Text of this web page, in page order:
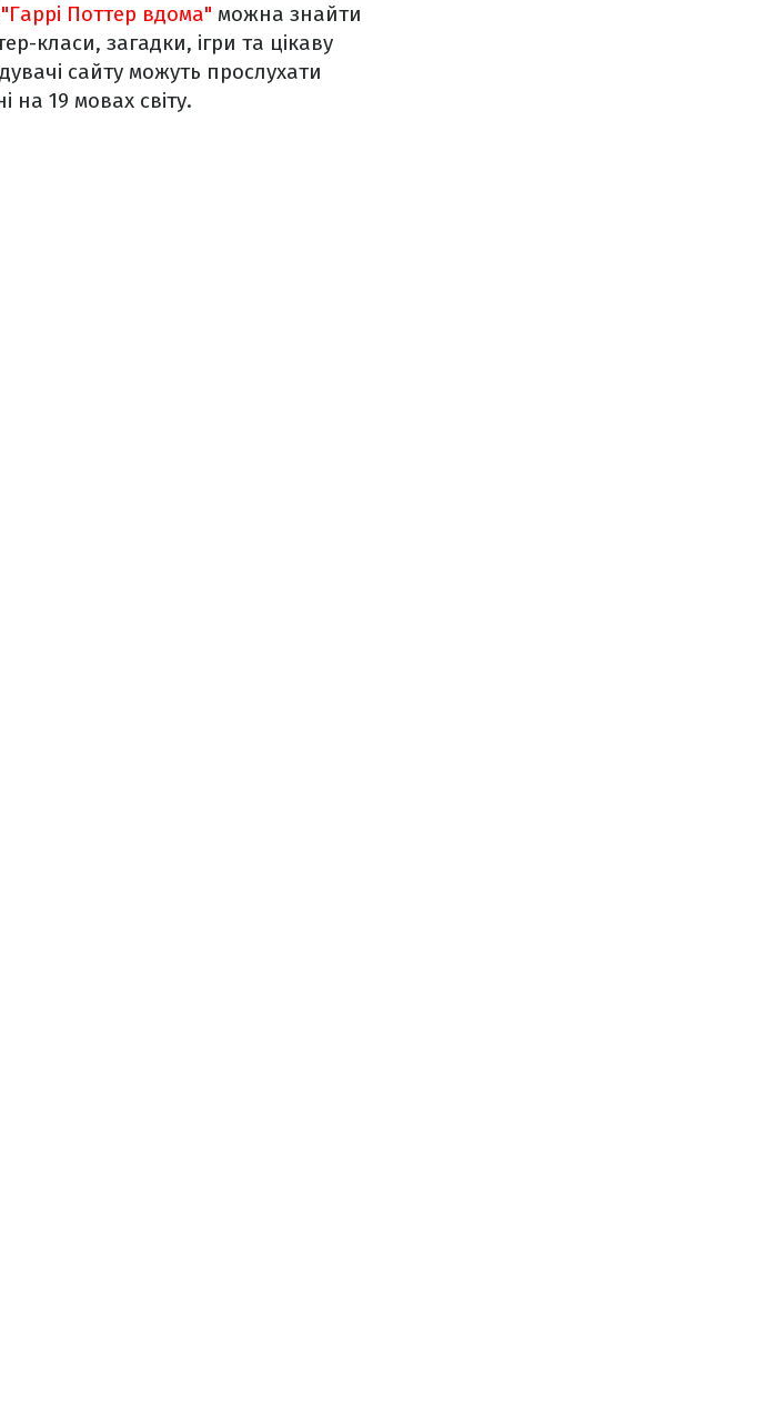
"Гаррі Поттер вдома" можна знайти
класи, загадки, ігри та цікаву
сайту можуть прослухати
на 19 мовах світу.